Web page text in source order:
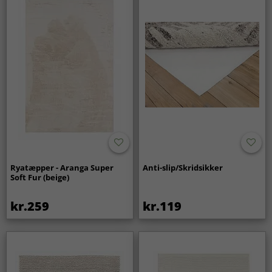
Ryatæpper - Aranga Super
Soft Fur (beige)
kr.259
Anti-slip/Skridsikker
kr.119